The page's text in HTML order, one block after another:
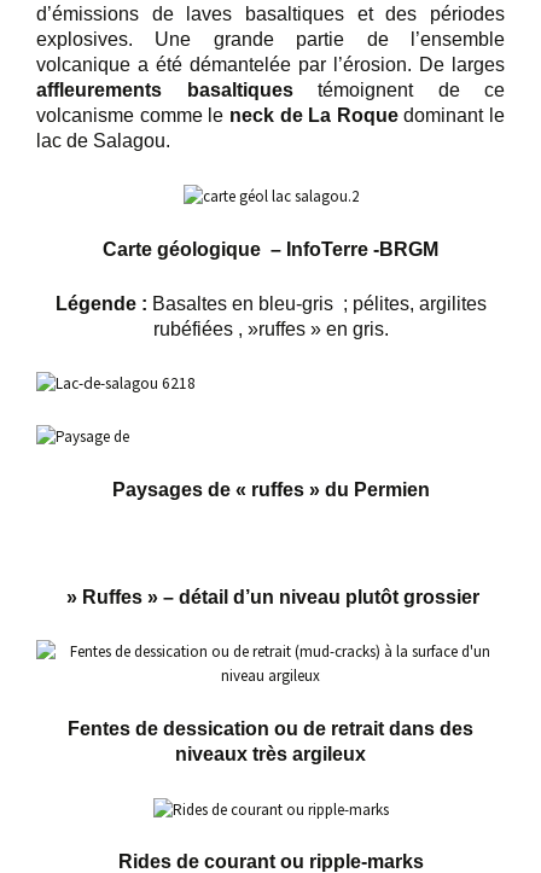
d’émissions de laves basaltiques et des périodes
explosives. Une grande partie de l’ensemble
volcanique a été démantelée par l’érosion. De larges
affleurements basaltiquestémoignent de ce
volcanisme comme le neck de La Roquedominant le
lac de Salagou.
Carte géologique – InfoTerre -BRGM
Légende : Basaltes en bleu-gris ; pélites, argilites
rubéfiées , »ruffes » en gris.
Paysages de « ruffes » du Permien
» Ruffes » – détail d’un niveau plutôt grossier
Fentes de dessication ou de retrait dans des
niveaux très argileux
Rides de courant ou ripple-marks